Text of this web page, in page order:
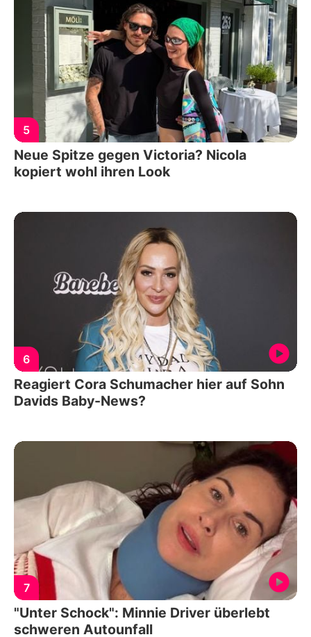
5
Neue Spitze gegen Victoria? Nicola
kopiert wohl ihren Look
6
Reagiert Cora Schumacher hier auf Sohn
Davids Baby-News?
7
"Unter Schock": Minnie Driver überlebt
schweren Autounfall